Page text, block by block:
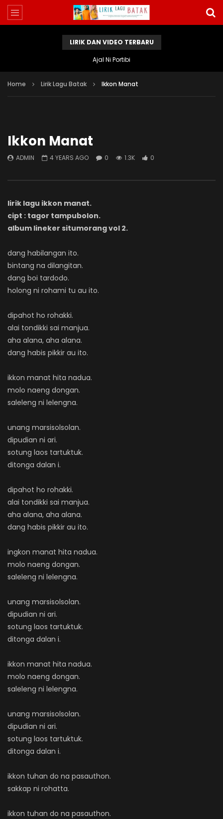
LIRIK DAN VIDEO TERBARU
Ajal Ni Portibi
Home Lirik Lagu Batak Ikkon Manat
Ikkon Manat
ADMIN 4 YEARS AGO 0 1.3K 0
lirik lagu ikkon manat.
cipt : tagor tampubolon.
album lineker situmorang vol 2.
dang habilangan ito.
bintang na dilangitan.
dang boi tardodo.
holong ni rohami tu au ito.
dipahot ho rohakki.
alai tondikki sai manjua.
aha alana, aha alana.
dang habis pikkir au ito.
ikkon manat hita nadua.
molo naeng dongan.
saleleng ni lelengna.
unang marsisolsolan.
dipudian ni ari.
sotung laos tartuktuk.
ditonga dalan i.
dipahot ho rohakki.
alai tondikki sai manjua.
aha alana, aha alana.
dang habis pikkir au ito.
ingkon manat hita nadua.
molo naeng dongan.
saleleng ni lelengna.
unang marsisolsolan.
dipudian ni ari.
sotung laos tartuktuk.
ditonga dalan i.
ikkon manat hita nadua.
molo naeng dongan.
saleleng ni lelengna.
unang marsisolsolan.
dipudian ni ari.
sotung laos tartuktuk.
ditonga dalan i.
ikkon tuhan do na pasauthon.
sakkap ni rohatta.
ikkon tuhan do na pasauthon.